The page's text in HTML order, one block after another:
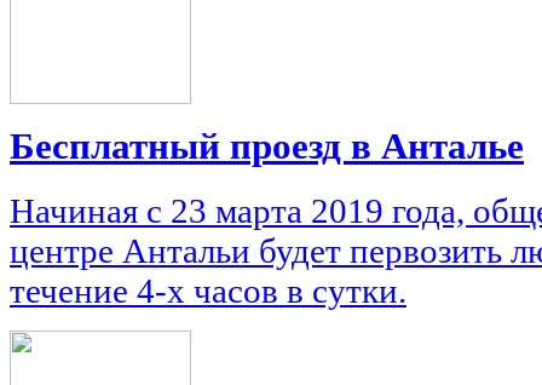
Бесплатный проезд в Анталье
Начиная с 23 марта 2019 года,
центре Антальи будет первозить
течение 4-х часов в сутки.